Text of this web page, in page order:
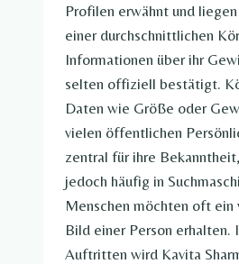
Profilen erwähnt und
einer durchschnittlichen
Informationen über ihr
selten offiziell bestätigt.
Daten wie Größe oder
vielen öffentlichen
zentral für ihre
jedoch häufig in
Menschen möchten oft ein
Bild einer Person erhalten.
Auftritten wird Kavita